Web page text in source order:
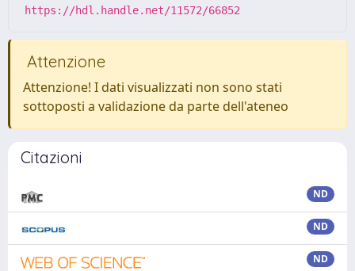
https://hdl.handle.net/11572/66852
Attenzione
Attenzione! I dati visualizzati non sono stati
sottoposti a validazione da parte dell'ateneo
Citazioni
ND
ND
ND